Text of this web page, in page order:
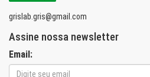
grislab.gris@gmail.com
Assine nossa newsletter
Email: